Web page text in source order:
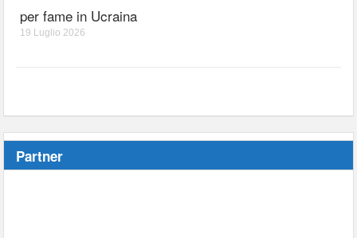
per fame in Ucraina
19 Luglio 2026
Partner